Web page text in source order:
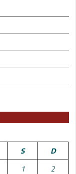
S D
1 2